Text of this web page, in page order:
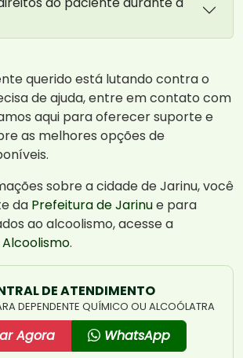
querido está lutando contra o
de ajuda, entre em contato com
aqui para oferecer suporte e
as melhores opções de
sobre a cidade de Jarinu, você
da Prefeitura de Jarinue para
ao alcoolismo, acesse a
.
DE ATENDIMENTO
DEPENDENTE QUÍMICO OU ALCOÓLATRA
Agora WhatsApp